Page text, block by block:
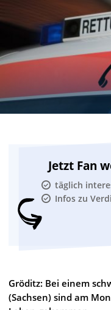
Jetzt Fan
täglich
Infos zu
Gröditz: Bei einem
(Sachsen) sind am